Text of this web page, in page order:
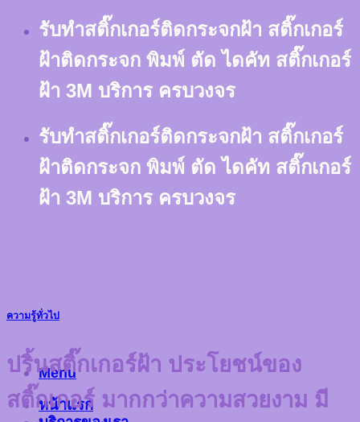
content
รับทำสติ๊กเกอร์ติดกระจกฝ้า สติ๊กเกอร์
ฝ้าติดกระจก พิมพ์ ตัด ไดคัท สติ๊กเกอร์
ฝ้า 3M บริการ ครบวงจร
รับทำสติ๊กเกอร์ติดกระจกฝ้า สติ๊กเกอร์
ฝ้าติดกระจก พิมพ์ ตัด ไดคัท สติ๊กเกอร์
ฝ้า 3M บริการ ครบวงจร
Menu
หน้าแรก
ความรู้ทั่วไป
ปริ้นสติ๊กเกอร์ฝ้า ประโยชน์ของ
สติ๊กเกอร์ มากกว่าความสวยงาม มี